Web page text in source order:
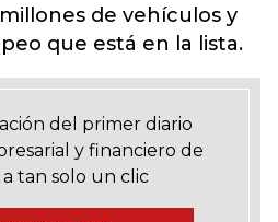
de vehículos y
que está en la lista.
del primer diario
y financiero de
tan solo un clic